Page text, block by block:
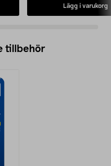
Lägg i varukorg
tillbehör